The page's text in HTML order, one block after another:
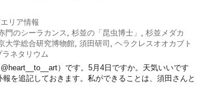
リア情報
門のシーラカンス , 杉並の「昆虫博士」 , 杉並メダカ
大学総合研究博物館, 須田研司 , ヘラクレスオオカブト
ラネタリウム
）です。5月4日ですか。天気いいです
を追記しておきます。私ができることは、須田さんと